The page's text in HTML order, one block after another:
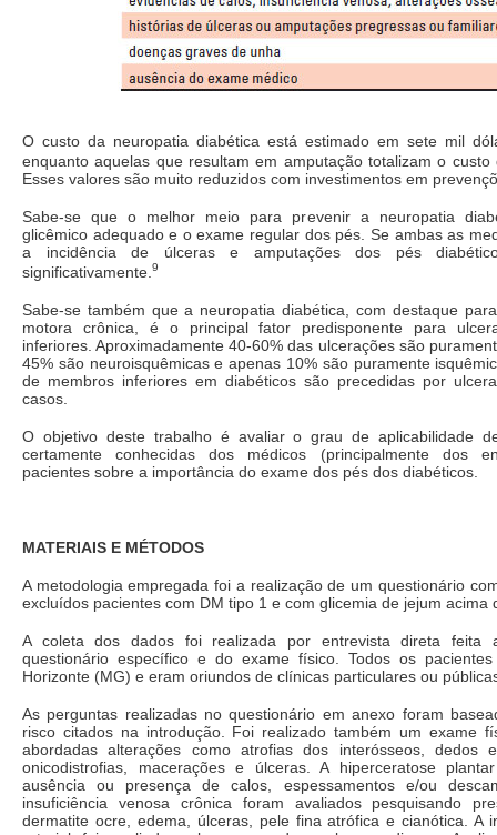
O custo da neuropatia diabética está estimado em sete mil
enquanto aquelas que resultam em amputação totalizam o
Esses valores são muito reduzidos com investimentos em
Sabe-se que o melhor meio para prevenir a neuropatia
glicêmico adequado e o exame regular dos pés. Se ambas as
a incidência de úlceras e amputações dos pés
significativamente. 9
Sabe-se também que a neuropatia diabética, com destaque
motora crônica, é o principal fator predisponente para
inferiores. Aproximadamente 40-60% das ulcerações são
45% são neuroisquêmicas e apenas 10% são puramente
de membros inferiores em diabéticos são precedidas por
casos.
O objetivo deste trabalho é avaliar o grau de aplicabilidade
certamente conhecidas dos médicos (principalmente dos
pacientes sobre a importância do exame dos pés dos diabéticos.
MATERIAIS E MÉTODOS
A metodologia empregada foi a realização de um questionário
excluídos pacientes com DM tipo 1 e com glicemia de jejum acima
A coleta dos dados foi realizada por entrevista direta feita
questionário específico e do exame físico. Todos os
Horizonte (MG) e eram oriundos de clínicas particulares ou
As perguntas realizadas no questionário em anexo foram
risco citados na introdução. Foi realizado também um exame
abordadas alterações como atrofias dos interósseos, dedos
onicodistrofias, macerações e úlceras. A hiperceratose
ausência ou presença de calos, espessamentos e/ou
insuficiência venosa crônica foram avaliados pesquisando
dermatite ocre, edema, úlceras, pele fina atrófica e cianótica. A